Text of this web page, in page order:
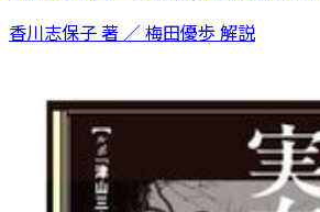
香川志保子 著 ／ 梅田優歩 解説